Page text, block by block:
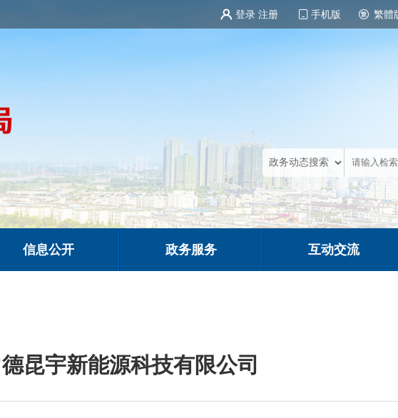
登录 注册 手机版 繁體
信息公开 政务服务 互动交流
昆宇新能源科技有限公司